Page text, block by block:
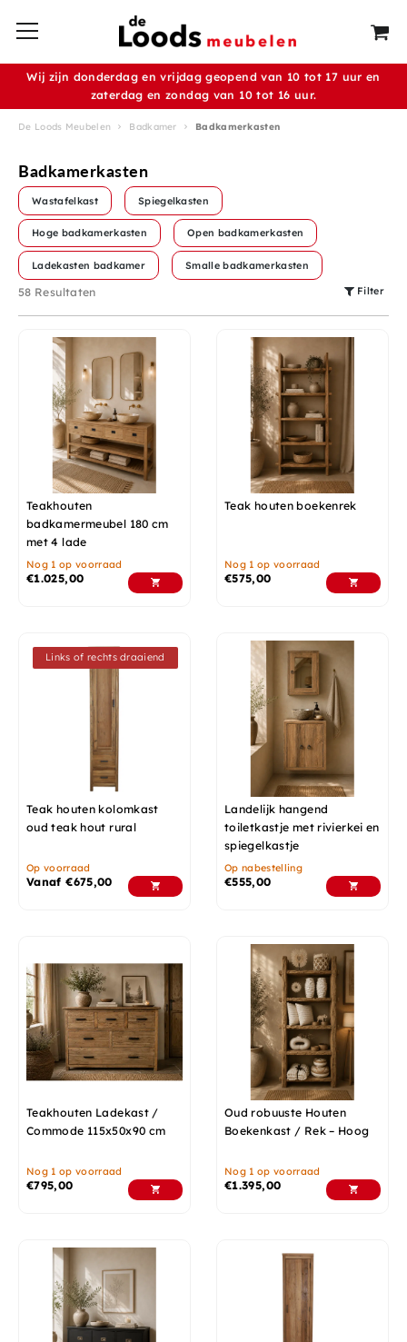
Wij zijn donderdag en vrijdag geopend van 10 tot 17 uur en
zaterdag en zondag van 10 tot 16 uur.
De Loods Meubelen Badkamer Badkamerkasten
Badkamerkasten
Wastafelkast Spiegelkasten
Hoge badkamerkasten Open badkamerkasten
Ladekasten badkamer Smalle badkamerkasten
58 Resultaten Filter
Teakhouten
badkamermeubel 180 cm
met 4 lade
Nog 1 op voorraad
€1.025,00
Teak houten boekenrek
Nog 1 op voorraad
€575,00
Links of rechts draaiend
Teak houten kolomkast
oud teak hout rural
Op voorraad
Vanaf€675,00
Landelijk hangend
toiletkastje met rivierkei en
spiegelkastje
Op nabestelling
€555,00
Teakhouten Ladekast /
Commode 115x50x90 cm
Nog 1 op voorraad
€795,00
Oud robuuste Houten
Boekenkast / Rek – Hoog
Nog 1 op voorraad
€1.395,00